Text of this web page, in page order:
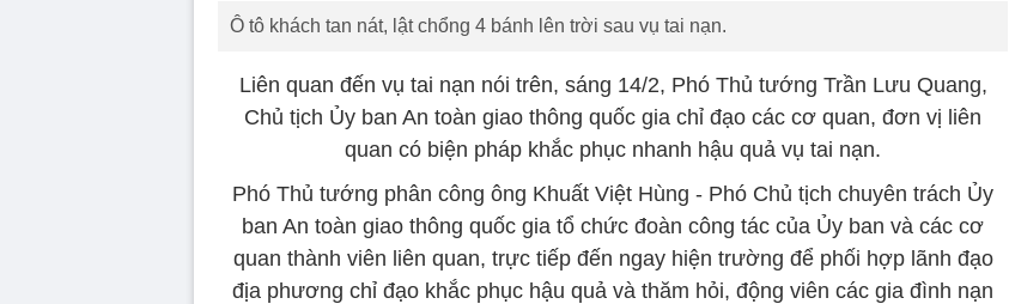
Ô tô khách tan nát, lật chổng 4 bánh lên trời sau vụ tai nạn.
Liên quan đến vụ tai nạn nói trên, sáng 14/2, Phó Thủ tướng Trần Lưu Quang,
Chủ tịch Ủy ban An toàn giao thông quốc gia chỉ đạo các cơ quan, đơn vị liên
quan có biện pháp khắc phục nhanh hậu quả vụ tai nạn.
Phó Thủ tướng phân công ông Khuất Việt Hùng - Phó Chủ tịch chuyên trách Ủy
ban An toàn giao thông quốc gia tổ chức đoàn công tác của Ủy ban và các cơ
quan thành viên liên quan, trực tiếp đến ngay hiện trường để phối hợp lãnh đạo
địa phương chỉ đạo khắc phục hậu quả và thăm hỏi, động viên các gia đình nạn